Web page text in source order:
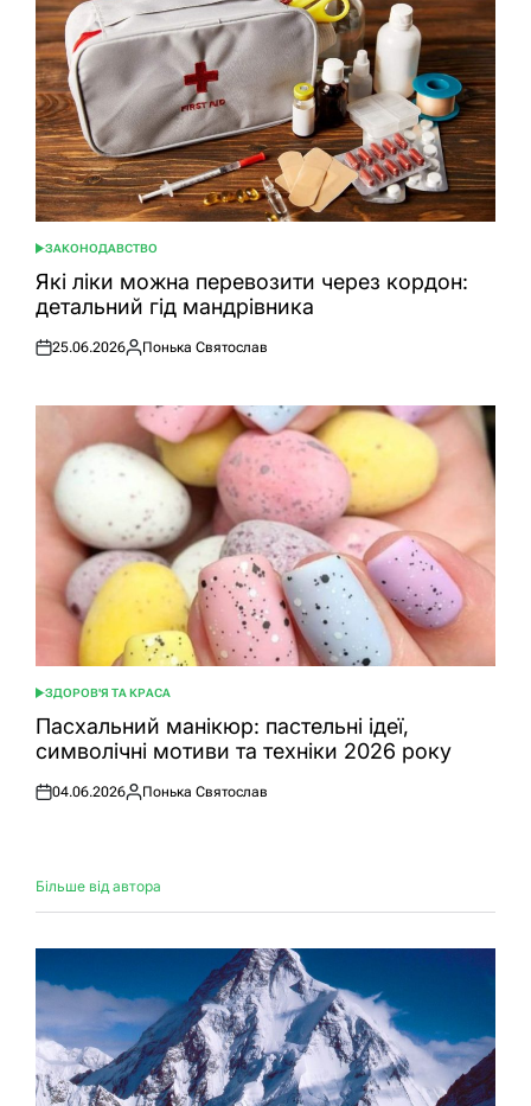
ОПУБЛІКУВАТИ
У
ЗАКОНОДАВСТВО
Які ліки можна перевозити через кордон:
детальний гід мандрівника
Оприлюднено
25.06.2026
Опубліковано
Понька Святослав
ОПУБЛІКУВАТИ
У
ЗДОРОВ'Я ТА КРАСА
Пасхальний манікюр: пастельні ідеї,
символічні мотиви та техніки 2026 року
Оприлюднено
04.06.2026
Опубліковано
Понька Святослав
Більше від автора